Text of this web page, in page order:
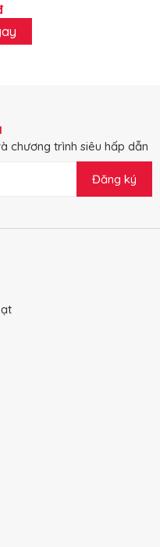
chương trình siêu hấp dẫn
Đăng ký